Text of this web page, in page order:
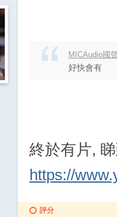
MICAudio國
好快會有
終於有片,
https://
評分